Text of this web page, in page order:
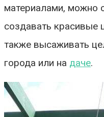
материалами, можно
создавать красивые
также высаживать
города или на даче.